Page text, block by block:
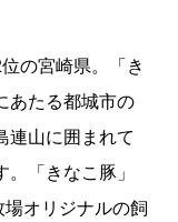
の宮崎県。「き
あたる都城市の
連山に囲まれて
「きなこ豚」
場オリジナルの飼